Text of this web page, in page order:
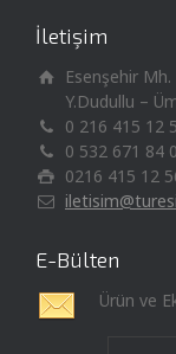
İletişim
Esenşehir
Y.Dudullu –
0 216 415 12
0 532 671 84
0216 415 12
E-Bülten
Ürün ve